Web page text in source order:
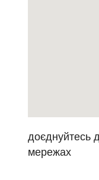
доєднуйтесь
мережах